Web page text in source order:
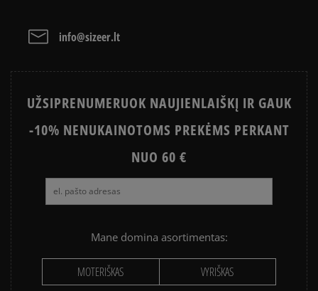
info@sizeer.lt
UŽSIPRENUMERUOK NAUJIENLAIŠKĮ IR GAUK
-10% NENUKAINOTOMS PREKĖMS PERKANT
NUO 60 €
Mane domina asortimentas:
MOTERIŠKAS VYRIŠKAS